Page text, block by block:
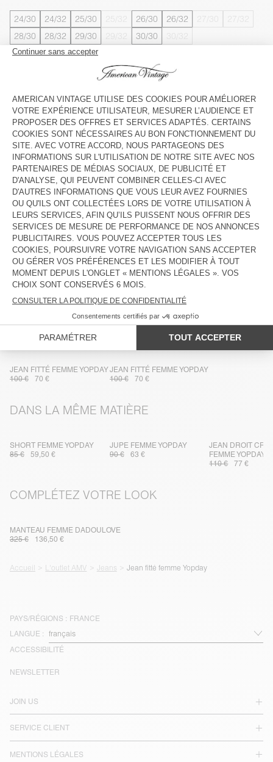
24/30 24/32 25/30 26/30 26/32
28/30
28/32 29/30 29/32 30/30 30/32
Livraison estiméeentre le mercredi 12 août et le vendredi 14
août
AJOUTER AU PANIER
VOIR LA DISPONIBILITE EN MAGASIN
DESCRIPTION
TAILLE ET COUPE
COMPOSITION
ENTRETIEN
TRAÇABILITÉ
LIVRAISON ET RETOURS
PLUS DE COULEURS
JEAN FITTÉ FEMME YOPDAY
100 €
70 €
JEAN FITTÉ FEMME YOPDAY
100 €
70 €
DANS LA MÊME MATIÈRE
SHORT FEMME YOPDAY
85 €
59,50 €
JUPE FEMME YOPDAY
90 €
63 €
JEAN DROIT
FEMME YOPDAY
110 €
77 €
COMPLÉTEZ VOTRE LOOK
MANTEAU FEMME DADOULOVE
325 €
136,50 €
Accueil L'outlet AMV Jeans Jean fitté femme Yopday
PAYS/RÉGIONS : FRANCE
LANGUE :
ACCESSIBILITÉ
JOIN US
SERVICE CLIENT
MENTIONS LÉGALES
NEWSLETTER